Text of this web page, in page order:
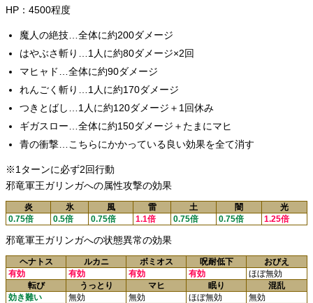
HP：4500程度
魔人の絶技…全体に約200ダメージ
はやぶさ斬り…1人に約80ダメージ×2回
マヒャド…全体に約90ダメージ
れんごく斬り…1人に約170ダメージ
つきとばし…1人に約120ダメージ＋1回休み
ギガスロー…全体に約150ダメージ＋たまにマヒ
青の衝撃…こちらにかかっている良い効果を全て消す
※1ターンに必ず2回行動
邪竜軍王ガリンガへの属性攻撃の効果
炎 氷 風 雷 土 闇
光
0.75倍
0.5倍 0.75倍 1.1倍 0.75倍 0.75倍 1.25倍
邪竜軍王ガリンガへの状態異常の効果
ヘナトス ルカニ ボミオス 呪耐低下
おびえ
有効
有効 有効 有効
ほぼ無効
転び
うっとり マヒ 眠り
混乱
効き難い
無効 無効 ほぼ無効
無効